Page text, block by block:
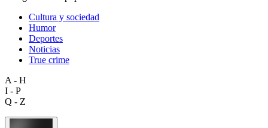
Cultura y sociedad
Humor
Deportes
Noticias
True crime
A - H
I - P
Q - Z